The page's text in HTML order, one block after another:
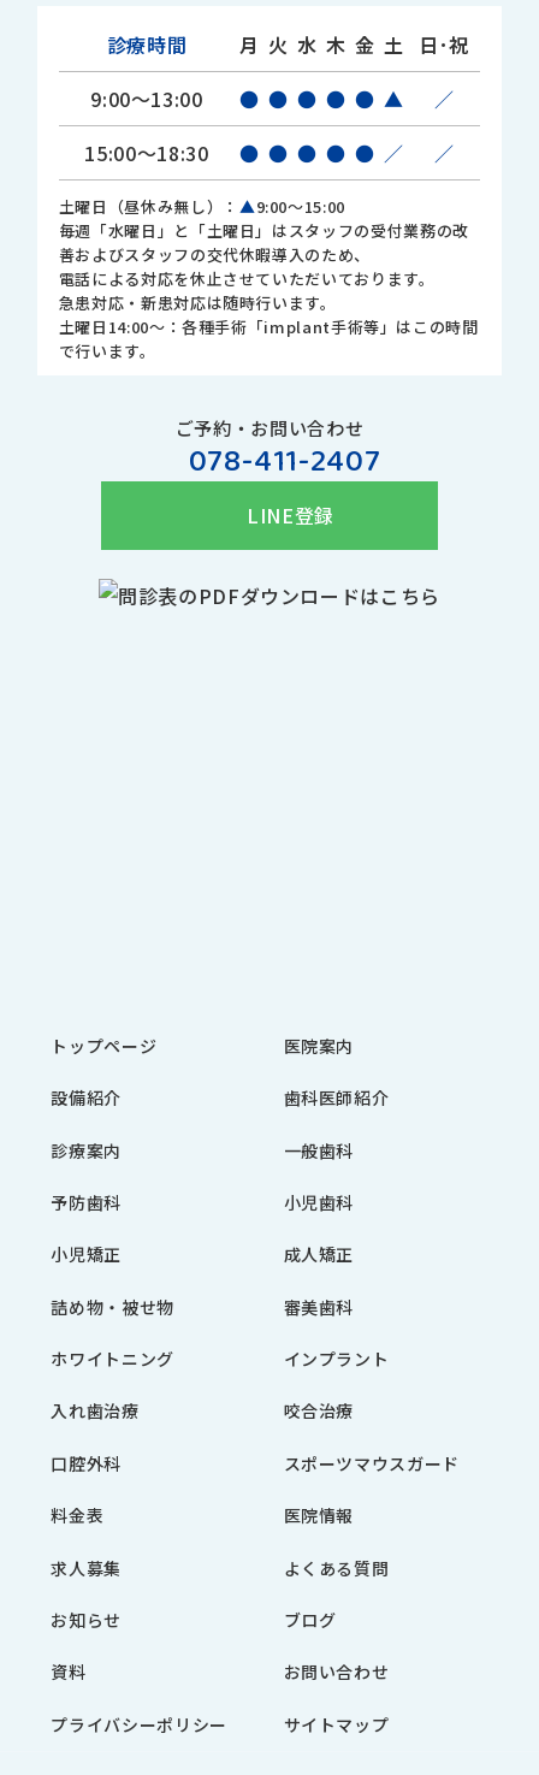
診療時間 月 火 水 木 金 土
日･祝
9:00～13:00
● ● ● ● ● ▲
／
15:00～18:30
● ● ● ● ● ／ ／
土曜日（昼休み無し）： ▲9:00～15:00
毎週「水曜日」と「土曜日」はスタッフの受付業務の改
善およびスタッフの交代休暇導入のため、
電話による対応を休止させていただいております。
急患対応・新患対応は随時行います。
土曜日14:00～：各種手術「implant手術等」はこの時間
で行います。
ご予約・お問い合わせ
078-411-2407
LINE登録
トップページ 医院案内
設備紹介 歯科医師紹介
診療案内 一般歯科
予防歯科 小児歯科
小児矯正 成人矯正
詰め物・被せ物 審美歯科
ホワイトニング インプラント
入れ歯治療 咬合治療
口腔外科 スポーツマウスガード
料金表 医院情報
求人募集 よくある質問
お知らせ ブログ
資料 お問い合わせ
プライバシーポリシー サイトマップ